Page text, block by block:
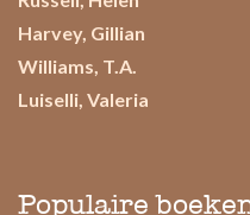
Harvey, Gillian
Williams, T.A.
Luiselli, Valeria
Populaire